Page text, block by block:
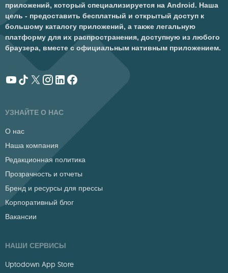
приложений, который специализируется на Android. Наша
цель - предоставить бесплатный и открытый доступ к
большому каталогу приложений, а также легальную
платформу для их распространения, доступную из любого
браузера, вместе с официальным нативным приложением.
УЗНАЙТЕ О НАС
О нас
Наша компания
Редакционная политика
Прозрачность и отчеты
Бренд и ресурсы для прессы
Корпоративный блог
Вакансии
НАШИ СЕРВИСЫ
Uptodown App Store